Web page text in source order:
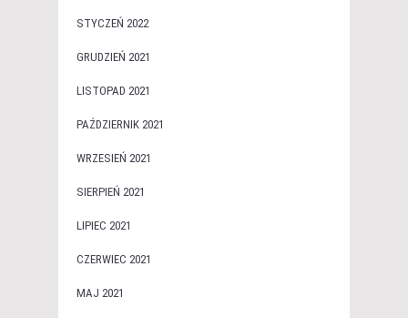
STYCZEŃ 2022
GRUDZIEŃ 2021
LISTOPAD 2021
PAŹDZIERNIK 2021
WRZESIEŃ 2021
SIERPIEŃ 2021
LIPIEC 2021
CZERWIEC 2021
MAJ 2021